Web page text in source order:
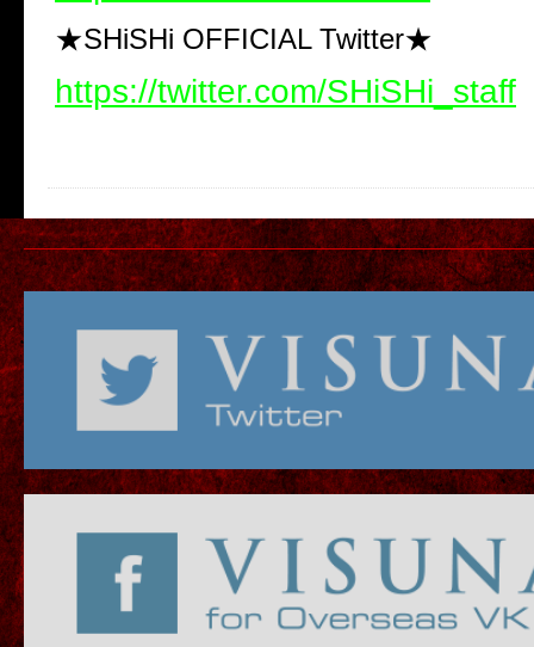
★SHiSHi OFFICIAL Twitter★
https://twitter.com/SHiSHi_staff